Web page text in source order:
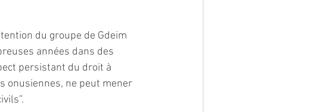
du groupe de Gdeim
années dans des
persistant du droit à
onusiennes, ne peut mener